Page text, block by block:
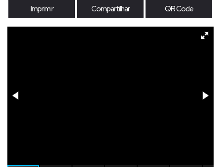
Imprimir Compartilhar QR Code